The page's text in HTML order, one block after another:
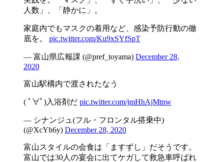
人数」、「静かに」。
家庭内でもマスクの着用など、感染予防行動の徹
底を。 pic.twitter.com/Ku9xSYfSpT
— 富山県広報課 (@pref_toyama) December 28,
2020
富山駅構内で渡されたなう
( ﾟ∀ﾟ)入浴剤だ pic.twitter.com/jmHhAjMtnw
— シナンジュ(フル・フロンタル搭乗中)
(@XcYb6y) December 28, 2020
富山スタイルの会食は「ますずし」だそうです。
富山では30人の宴会に出てケガして救急車呼ばれ